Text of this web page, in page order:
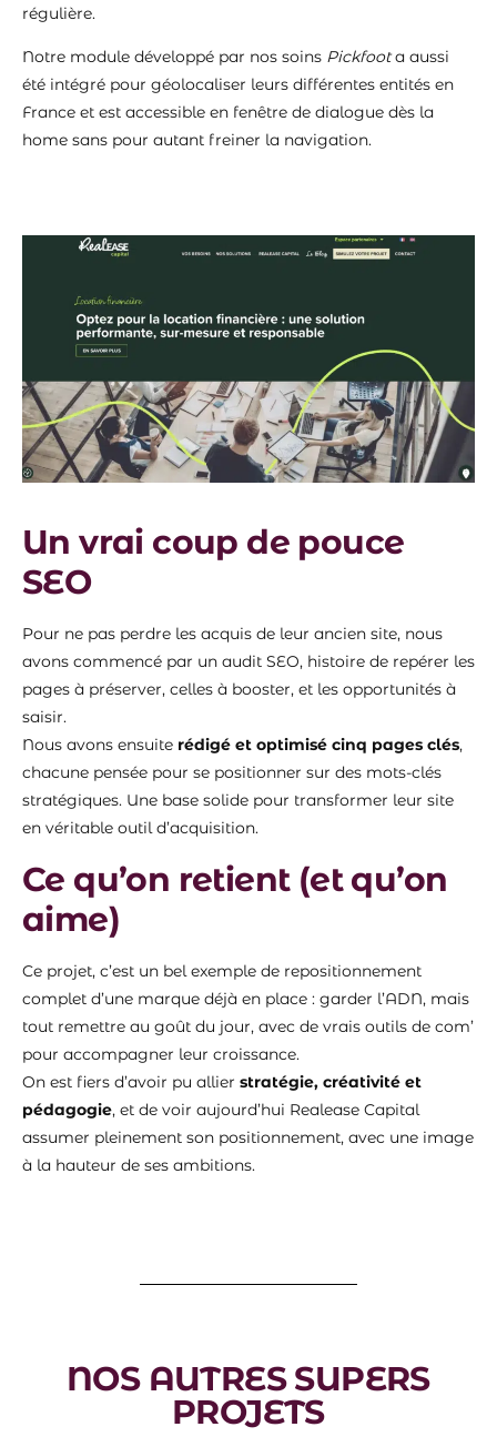
régulière.
Notre module développé par nos soins Pickfoota aussi
été intégré pour géolocaliser leurs différentes entités en
France et est accessible en fenêtre de dialogue dès la
home sans pour autant freiner la navigation.
Un vrai coup de pouce
SEO
Pour ne pas perdre les acquis de leur ancien site, nous
avons commencé par un audit SEO, histoire de repérer les
pages à préserver, celles à booster, et les opportunités à
saisir.
Nous avons ensuite rédigé et optimisé cinq pages clés,
chacune pensée pour se positionner sur des mots-clés
stratégiques. Une base solide pour transformer leur site
en véritable outil d’acquisition.
Ce qu’on retient (et qu’on
aime)
Ce projet, c’est un bel exemple de repositionnement
complet d’une marque déjà en place : garder l’ADN, mais
tout remettre au goût du jour, avec de vrais outils de com’
pour accompagner leur croissance.
On est fiers d’avoir pu allier stratégie, créativité et
pédagogie, et de voir aujourd’hui Realease Capital
assumer pleinement son positionnement, avec une image
à la hauteur de ses ambitions.
NOS AUTRES SUPERS
PROJETS